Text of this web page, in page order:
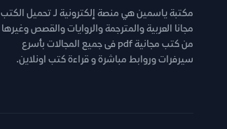
مكتبة ياسمين هي منصة إلكترونية لـ تحميل الكتب
مجانا العربية والمترجمة والروايات والقصص وغيرها
من كتب مجانية pdf فى جميع المجالات بأسرع
سيرفرات وروابط مباشرة و قراءة كتب اونلاين.